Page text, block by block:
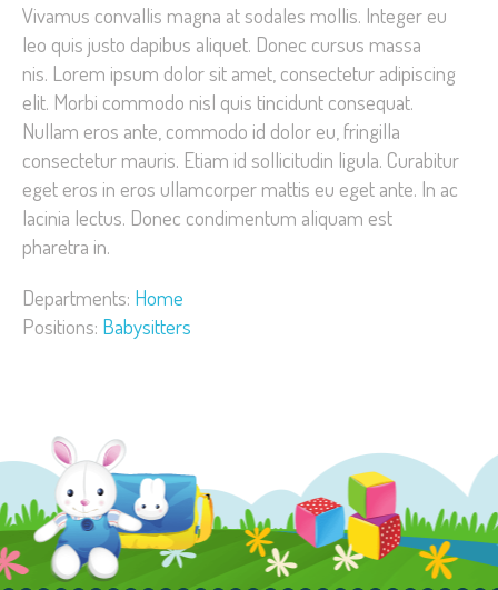
Vivamus convallis magna at sodales mollis. Integer eu
leo quis justo dapibus aliquet. Donec cursus massa
nis. Lorem ipsum dolor sit amet, consectetur adipiscing
elit. Morbi commodo nisl quis tincidunt consequat.
Nullam eros ante, commodo id dolor eu, fringilla
consectetur mauris. Etiam id sollicitudin ligula. Curabitur
eget eros in eros ullamcorper mattis eu eget ante. In ac
lacinia lectus. Donec condimentum aliquam est
pharetra in.
Departments: Home
Positions: Babysitters